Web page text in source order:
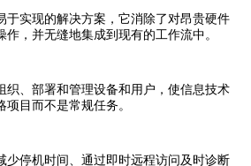
于实现的解决方案，它消除了对昂贵硬件
作，并无缝地集成到现有的工作流中。
织、部署和管理设备和用户，使信息技术
目而不是常规任务。
少停机时间、通过即时远程访问及时诊断